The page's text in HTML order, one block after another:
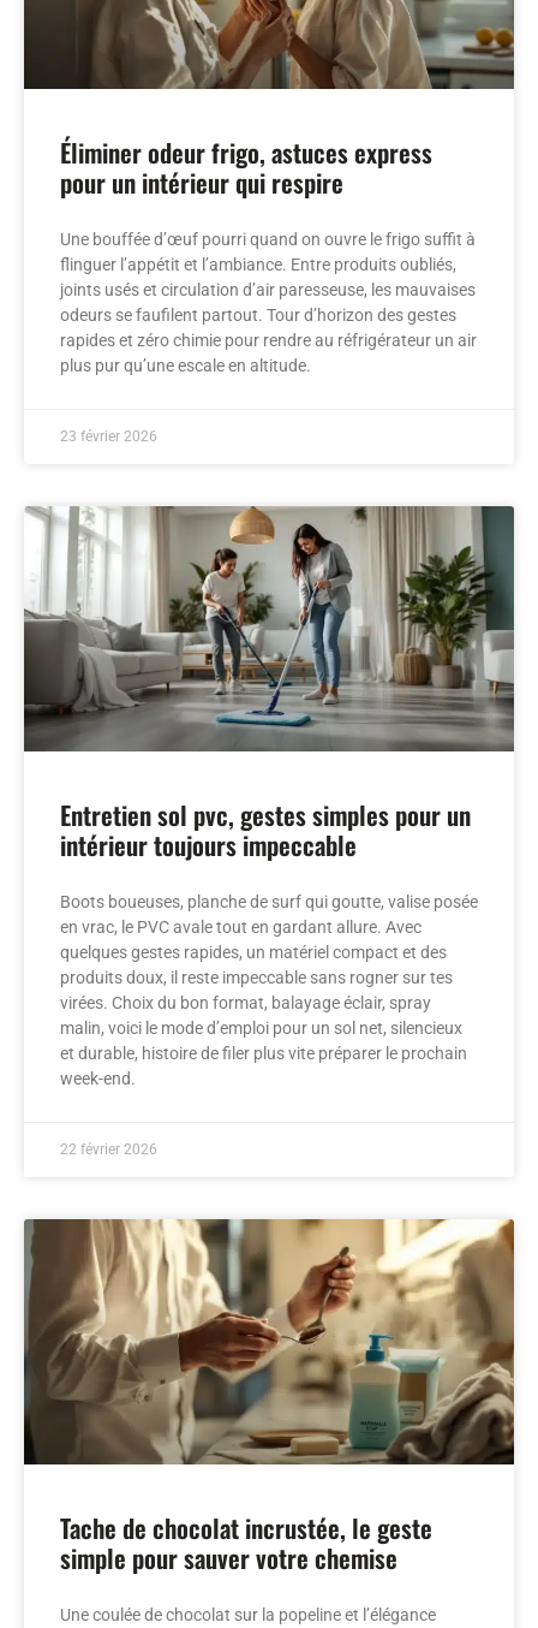
Éliminer odeur frigo, astuces express
pour un intérieur qui respire
Une bouffée d’œuf pourri quand on ouvre le frigo suffit à
flinguer l’appétit et l’ambiance. Entre produits oubliés,
joints usés et circulation d’air paresseuse, les mauvaises
odeurs se faufilent partout. Tour d’horizon des gestes
rapides et zéro chimie pour rendre au réfrigérateur un air
plus pur qu’une escale en altitude.
23 février 2026
Entretien sol pvc, gestes simples pour un
intérieur toujours impeccable
Boots boueuses, planche de surf qui goutte, valise posée
en vrac, le PVC avale tout en gardant allure. Avec
quelques gestes rapides, un matériel compact et des
produits doux, il reste impeccable sans rogner sur tes
virées. Choix du bon format, balayage éclair, spray
malin, voici le mode d’emploi pour un sol net, silencieux
et durable, histoire de filer plus vite préparer le prochain
week-end.
22 février 2026
Tache de chocolat incrustée, le geste
simple pour sauver votre chemise
Une coulée de chocolat sur la popeline et l’élégance